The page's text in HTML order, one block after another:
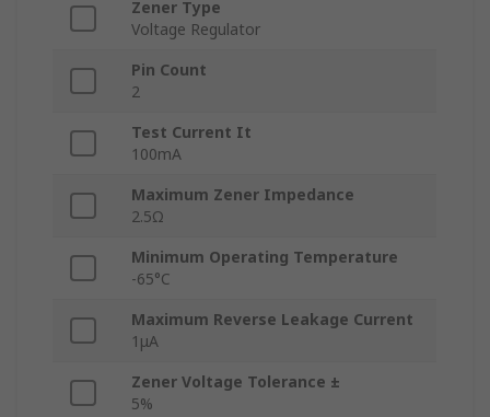
Zener Type
Voltage Regulator
Pin Count
2
Test Current It
100mA
Maximum Zener Impedance
2.5Ω
Minimum Operating Temperature
-65°C
Maximum Reverse Leakage Current
1μA
Zener Voltage Tolerance ±
5%